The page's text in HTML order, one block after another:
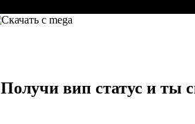
Получи вип статус и ты